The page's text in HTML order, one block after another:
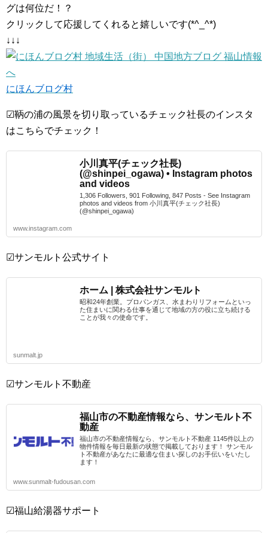
グは何位だ！？
クリックして応援してくれると嬉しいです(*^_^*)
↓↓↓
にほんブログ村
☑鞆の浦の風景を切り取っているチェック社長のインスタ
はこちらでチェック！
小川真平(チェック社長)
(@shinpei_ogawa) • Instagram photos
and videos
1,306 Followers, 901 Following, 847 Posts - See Instagram
photos and videos from 小川真平(チェック社長)
(@shinpei_ogawa)
www.instagram.com
☑サンモルト公式サイト
ホーム | 株式会社サンモルト
昭和24年創業。プロパンガス、水まわりリフォームといっ
た住まいに関わる仕事を通じて地域の方の役に立ち続ける
ことが我々の使命です。
sunmalt.jp
☑サンモルト不動産
福山市の不動産情報なら、サンモルト不
動産
福山市の不動産情報なら、サンモルト不動産 1145件以上の
物件情報を毎日最新の状態で掲載しております！ サンモル
ト不動産があなたに最適な住まい探しのお手伝いをいたし
ます！
www.sunmalt-fudousan.com
☑福山給湯器サポート